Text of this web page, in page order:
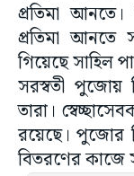
প্রতিমা আনতে।
প্রতিমা আনতে
গিয়েছে সাহিল
সরস্বতী পুজোয়
তারা।
রয়েছে। পুজোর
বিতরণের কাজে